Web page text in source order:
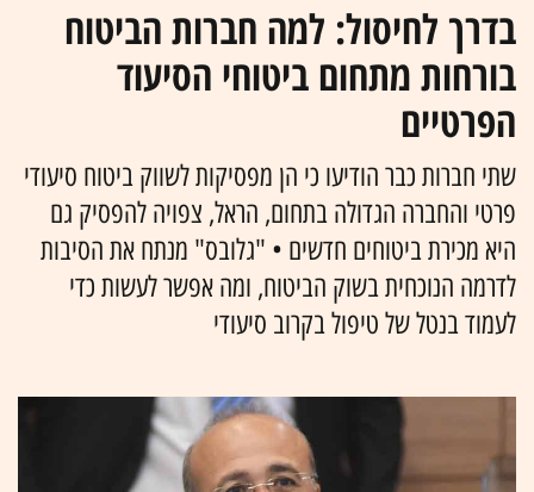
בדרך לחיסול: למה חברות הביטוח
בורחות מתחום ביטוחי הסיעוד
הפרטיים
שתי חברות כבר הודיעו כי הן מפסיקות לשווק ביטוח סיעודי
פרטי והחברה הגדולה בתחום, הראל, צפויה להפסיק גם
היא מכירת ביטוחים חדשים • "גלובס" מנתח את הסיבות
לדרמה הנוכחית בשוק הביטוח, ומה אפשר לעשות כדי
לעמוד בנטל של טיפול בקרוב סיעודי